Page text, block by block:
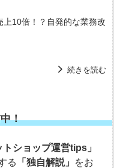
10倍！？自発的な業務改
続きを読む
！
トショップ運営tips」
る
「独自解説」 をお